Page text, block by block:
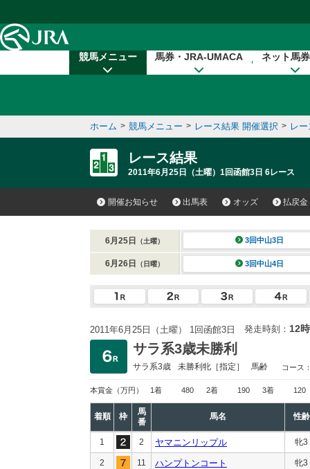
競馬メニュー 馬券・JRA-UMACA ネット馬
ホーム > 競馬メニュー > レース結果 開催選択 > レ
レース結果
2011年6月25日（土曜）1回函館3日 6レース
開催お知らせ 出馬表 オッズ 払戻金
6月25日 （土曜） 3回中山3日
6月26日 （日曜） 3回中山4日
2011年6月25日（土曜） 1回函館3日 発走時刻： 12
サラ系3歳未勝利
サラ系3歳 未勝利牝［指定］ 馬齢 コース
本賞金 （万円） 1着 480 2着 190 3着 120
着順 枠
馬
番
馬名 性齢
1 2 ヤマニンリップル 牝3
2 11 ハンプトンコート 牝3